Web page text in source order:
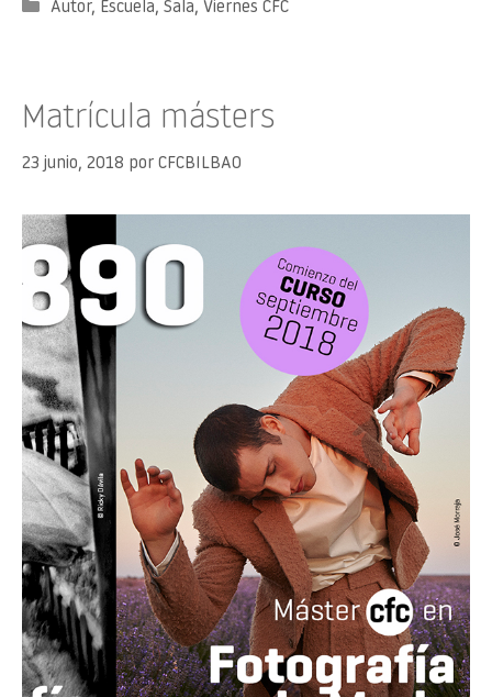
Categorías
Autor, Escuela, Sala, Viernes CFC
Matrícula másters
23 junio, 2018 por CFCBILBAO